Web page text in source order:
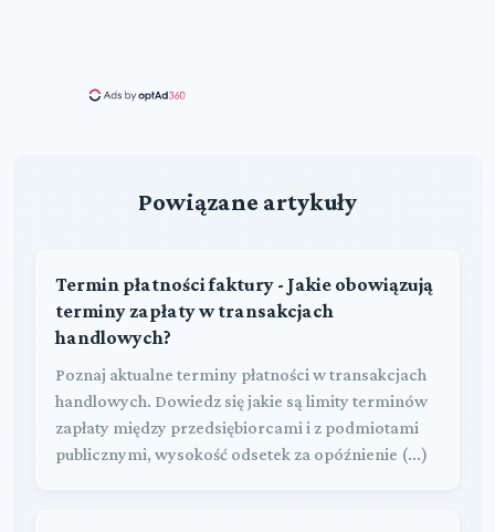
Powiązane artykuły
Termin płatności faktury - Jakie obowiązują
terminy zapłaty w transakcjach
handlowych?
Poznaj aktualne terminy płatności w transakcjach
handlowych. Dowiedz się jakie są limity terminów
zapłaty między przedsiębiorcami i z podmiotami
publicznymi, wysokość odsetek za opóźnienie (...)